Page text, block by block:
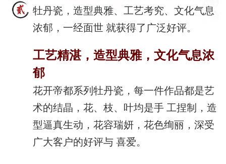
牡丹瓷，造型典雅、工艺考究、文化气息
浓郁，一经面世 就获得了广泛好评。
工艺精湛，造型典雅，文化气息浓
郁
花开帝都系列牡丹瓷，每一件作品都是艺
术的结晶，花、枝、叶均是手 工捏制，造
型逼真生动，花容瑞妍，花色绚丽，深受
广大客户的好评与 喜爱。